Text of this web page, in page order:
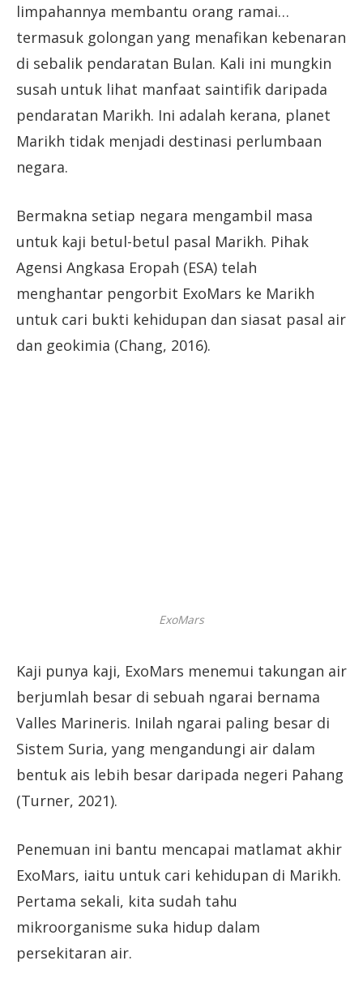
limpahannya membantu orang ramai…
termasuk golongan yang menafikan kebenaran
di sebalik pendaratan Bulan. Kali ini mungkin
susah untuk lihat manfaat saintifik daripada
pendaratan Marikh. Ini adalah kerana, planet
Marikh tidak menjadi destinasi perlumbaan
negara.
Bermakna setiap negara mengambil masa
untuk kaji betul-betul pasal Marikh. Pihak
Agensi Angkasa Eropah (ESA) telah
menghantar pengorbit ExoMars ke Marikh
untuk cari bukti kehidupan dan siasat pasal air
dan geokimia (Chang, 2016).
ExoMars
Kaji punya kaji, ExoMars menemui takungan air
berjumlah besar di sebuah ngarai bernama
Valles Marineris. Inilah ngarai paling besar di
Sistem Suria, yang mengandungi air dalam
bentuk ais lebih besar daripada negeri Pahang
(Turner, 2021).
Penemuan ini bantu mencapai matlamat akhir
ExoMars, iaitu untuk cari kehidupan di Marikh.
Pertama sekali, kita sudah tahu
mikroorganisme suka hidup dalam
persekitaran air.